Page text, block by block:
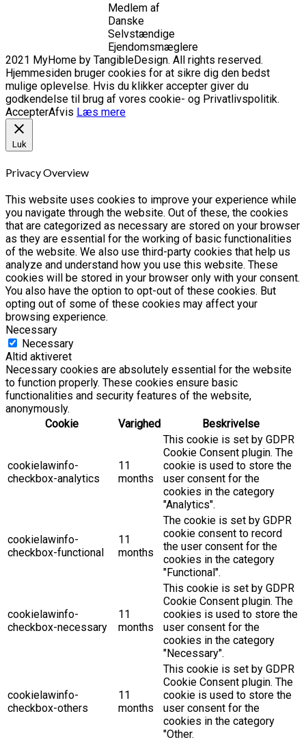
Medlem af
Danske
Selvstændige
Ejendomsmæglere
2021 MyHome by TangibleDesign. All rights reserved.
Hjemmesiden bruger cookies for at sikre dig den bedst
mulige oplevelse. Hvis du klikker accepter giver du
godkendelse til brug af vores cookie- og Privatlivspolitik.
AccepterAfvis Læs mere
Luk
Privacy Overview
This website uses cookies to improve your experience while
you navigate through the website. Out of these, the cookies
that are categorized as necessary are stored on your browser
as they are essential for the working of basic functionalities
of the website. We also use third-party cookies that help us
analyze and understand how you use this website. These
cookies will be stored in your browser only with your consent.
You also have the option to opt-out of these cookies. But
opting out of some of these cookies may affect your
browsing experience.
Necessary
Necessary
Altid aktiveret
Necessary cookies are absolutely essential for the website
to function properly. These cookies ensure basic
functionalities and security features of the website,
anonymously.
Cookie
Varighed Beskrivelse
cookielawinfo-
checkbox-analytics
11
months
This cookie is set by GDPR
Cookie Consent plugin. The
cookie is used to store the
user consent for the
cookies in the category
"Analytics".
cookielawinfo-
checkbox-functional
11
months
The cookie is set by GDPR
cookie consent to record
the user consent for the
cookies in the category
"Functional".
cookielawinfo-
checkbox-necessary
11
months
This cookie is set by GDPR
Cookie Consent plugin. The
cookies is used to store the
user consent for the
cookies in the category
"Necessary".
cookielawinfo-
checkbox-others
11
months
This cookie is set by GDPR
Cookie Consent plugin. The
cookie is used to store the
user consent for the
cookies in the category
"Other.